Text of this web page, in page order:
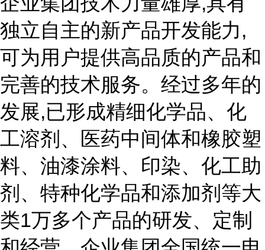
独立自主的新产品开发能力,
可为用户提供高品质的产品和
完善的技术服务。经过多年的
发展,已形成精细化学品、化
工溶剂、医药中间体和橡胶塑
料、油漆涂料、印染、化工助
剂、特种化学品和添加剂等大
类1万多个产品的研发、定制